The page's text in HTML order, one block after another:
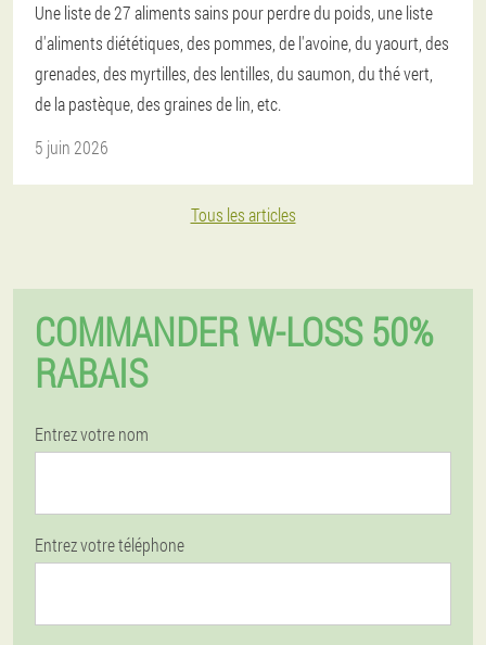
Une liste de 27 aliments sains pour perdre du poids, une liste
d'aliments diététiques, des pommes, de l'avoine, du yaourt, des
grenades, des myrtilles, des lentilles, du saumon, du thé vert,
de la pastèque, des graines de lin, etc.
5 juin 2026
Tous les articles
COMMANDER W-LOSS 50%
RABAIS
Entrez votre nom
Entrez votre téléphone